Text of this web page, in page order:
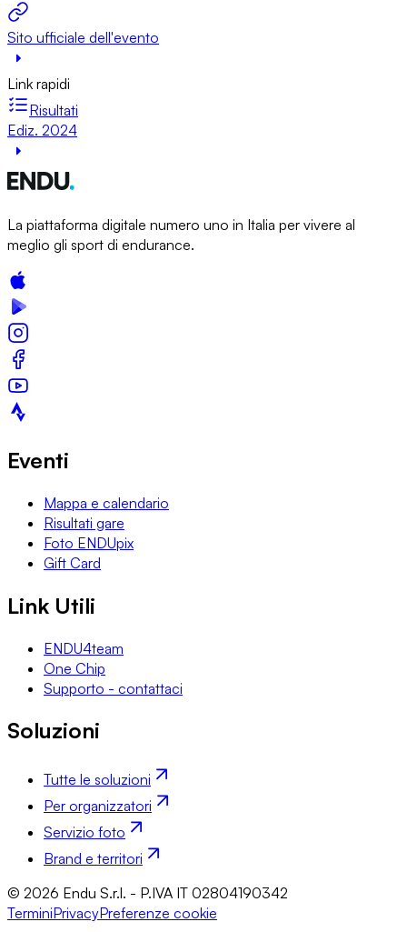
Sito ufficiale dell'evento
Link rapidi
Risultati
Ediz. 2024
La piattaforma digitale numero uno in Italia per vivere al
meglio gli sport di endurance.
Eventi
Mappa e calendario
Risultati gare
Foto ENDUpix
Gift Card
Link Utili
ENDU4team
One Chip
Supporto - contattaci
Soluzioni
Tutte le soluzioni
Per organizzatori
Servizio foto
Brand e territori
© 2026 Endu S.r.l. - P.IVA IT 02804190342
TerminiPrivacyPreferenze cookie